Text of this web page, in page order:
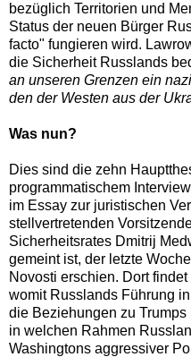
bezüglich Territorien und
Status der neuen Bürger
facto" fungieren wird.
die Sicherheit Russlands
an unseren Grenzen ein
den der Westen aus der
Was nun?
Dies sind die zehn
programmatischem
im Essay zur juristischen
stellvertretenden
Sicherheitsrates Dmitrij
gemeint ist, der letzte
Novosti erschien. Dort
womit Russlands Führung
die Beziehungen zu
in welchen Rahmen
Washingtons aggressiver